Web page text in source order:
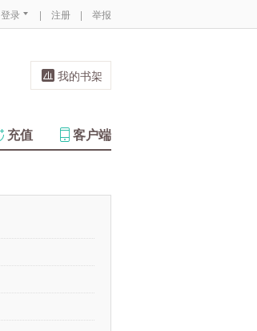
登录 | 注册 | 举报
我的书架
客户端
充值